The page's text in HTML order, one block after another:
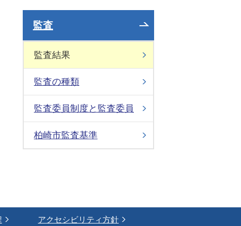
監査
監査結果
監査の種類
監査委員制度と監査委員
柏崎市監査基準
アクセシビリティ方針